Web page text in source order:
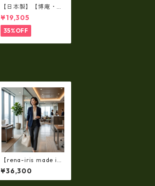
【日本製】【博庵・HI
ROAN】最高級牛革
（ボーテッド）札入
れ・長財布 ha-2153
5
¥19,305
35%OFF
【rena-iris made in j
apan】【国産品】ソ
フトシュリンク革ショ
ルダートートバッグ
¥36,300